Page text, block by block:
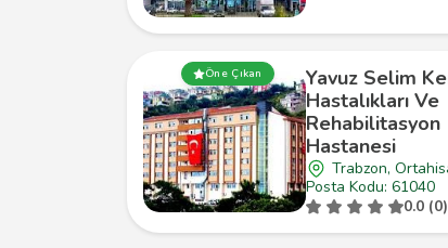
Öne Çıkan
Yavuz Selim
Hastalıkları Ve
Rehabilitasyon
Hastanesi
Trabzon,
Posta Kodu: 61040
0.0 (0)